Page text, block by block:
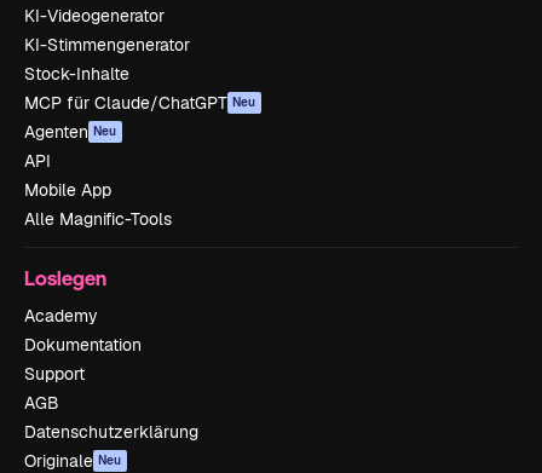
KI-Videogenerator
KI-Stimmengenerator
Stock-Inhalte
MCP für Claude/ChatGPT Neu
Agenten Neu
API
Mobile App
Alle Magnific-Tools
Loslegen
Academy
Dokumentation
Support
AGB
Datenschutzerklärung
Originale Neu